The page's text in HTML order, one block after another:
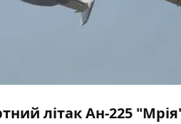
літак Ан-225